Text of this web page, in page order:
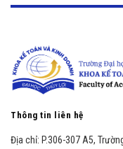
Thông tin liên hệ
Địa chỉ: P.306-307 A5,